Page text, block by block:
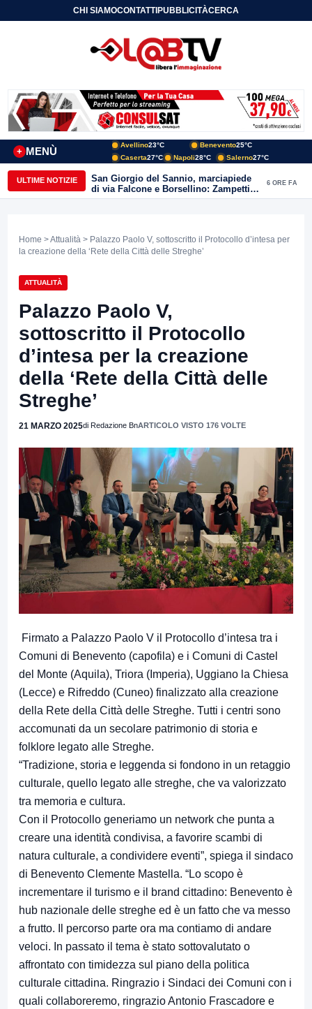
CHI SIAMOCONTATTIPUBBLICITÀCERCA
MENÙ
+
Avellino23°C Benevento25°C
Caserta27°C Napoli28°C Salerno27°C
ULTIME NOTIZIE
San Giorgio del Sannio, marciapiede
di via Falcone e Borsellino: Zampetti e
Lombardi replicano alle polemiche
6 ORE FA
Home >Attualità > Palazzo Paolo V, sottoscritto il Protocollo d’intesa per
la creazione della ‘Rete della Città delle Streghe’
ATTUALITÀ
Palazzo Paolo V,
sottoscritto il Protocollo
d’intesa per la creazione
della ‘Rete della Città delle
Streghe’
21 MARZO 2025di Redazione BnARTICOLO VISTO 176 VOLTE
Firmato a Palazzo Paolo V il Protocollo d’intesa tra i
Comuni di Benevento (capofila) e i Comuni di Castel
del Monte (Aquila), Triora (Imperia), Uggiano la Chiesa
(Lecce) e Rifreddo (Cuneo) finalizzato alla creazione
della Rete della Città delle Streghe. Tutti i centri sono
accomunati da un secolare patrimonio di storia e
folklore legato alle Streghe.
“Tradizione, storia e leggenda si fondono in un retaggio
culturale, quello legato alle streghe, che va valorizzato
tra memoria e cultura.
Con il Protocollo generiamo un network che punta a
creare una identità condivisa, a favorire scambi di
natura culturale, a condividere eventi”, spiega il sindaco
di Benevento Clemente Mastella. “Lo scopo è
incrementare il turismo e il brand cittadino: Benevento è
hub nazionale delle streghe ed è un fatto che va messo
a frutto. Il percorso parte ora ma contiamo di andare
veloci. In passato il tema è stato sottovalutato o
affrontato con timidezza sul piano della politica
culturale cittadina. Ringrazio i Sindaci dei Comuni con i
quali collaboreremo, ringrazio Antonio Frascadore e